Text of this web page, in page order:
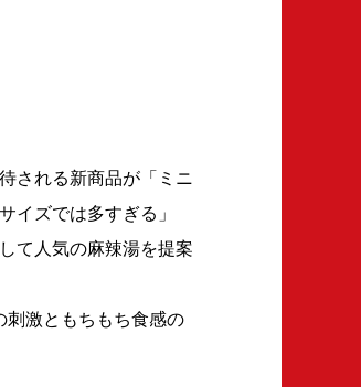
される新商品が「ミニ
イズでは多すぎる」
て人気の麻辣湯を提案
刺激ともちもち食感の